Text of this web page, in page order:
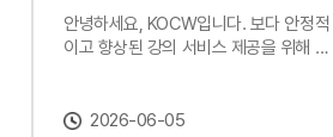
안녕하세요, KOCW입니다. 보다 안정적
이고 향상된 강의 서비스 제공을 위해 강
스가 종료될 예정이오니, 이용에 참고하
2026-06-05